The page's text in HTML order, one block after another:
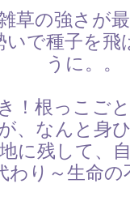
草の強さが
いで種子を
うに。。
！根っこご
、なんと身
に残して、
わり～生命